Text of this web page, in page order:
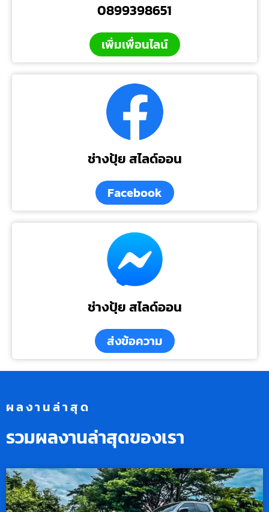
0899398651
เพิ่มเพื่อนไลน์
ช่างปุ้ย สไลด์ออน
Facebook
ช่างปุ้ย สไลด์ออน
ส่งข้อความ
ผลงานล่าสุด
รวมผลงานล่าสุดของเรา